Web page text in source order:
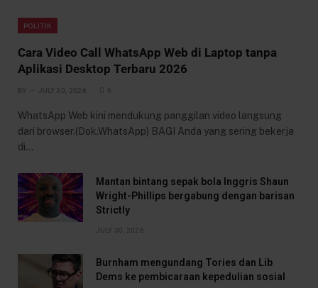
POLITIK
Cara Video Call WhatsApp Web di Laptop tanpa
Aplikasi Desktop Terbaru 2026
BY JULY 30, 2026 6
WhatsApp Web kini mendukung panggilan video langsung
dari browser.(Dok.WhatsApp) BAGI Anda yang sering bekerja
di…
Mantan bintang sepak bola Inggris Shaun
Wright-Phillips bergabung dengan barisan
Strictly
JULY 30, 2026
Burnham mengundang Tories dan Lib
Dems ke pembicaraan kepedulian sosial